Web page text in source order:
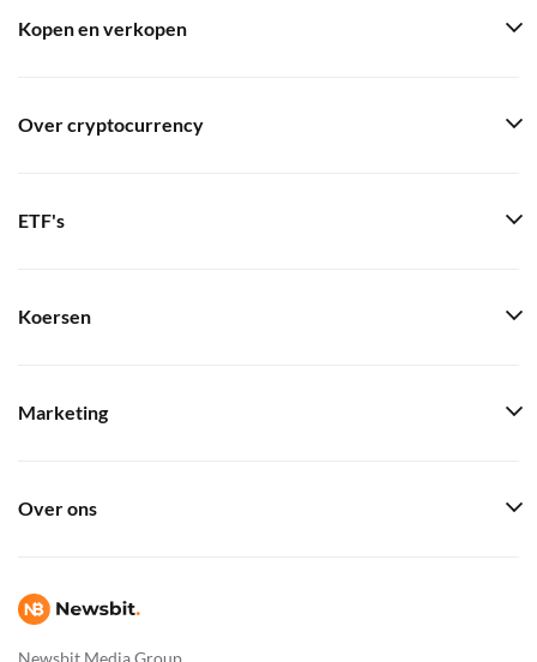
Newsbit Media Group
Kopen en verkopen
Over cryptocurrency
ETF's
Koersen
Marketing
Over ons